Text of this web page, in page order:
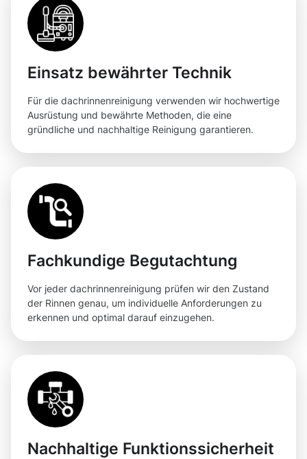
Einsatz bewährter Technik
Für die dachrinnenreinigung verwenden wir hochwertige
Ausrüstung und bewährte Methoden, die eine
gründliche und nachhaltige Reinigung garantieren.
Fachkundige Begutachtung
Vor jeder dachrinnenreinigung prüfen wir den Zustand
der Rinnen genau, um individuelle Anforderungen zu
erkennen und optimal darauf einzugehen.
Nachhaltige Funktionssicherheit